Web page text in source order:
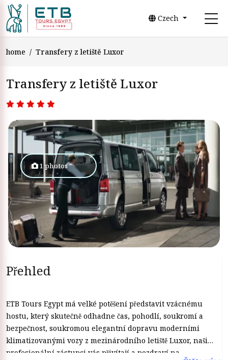
Czech
home Transfery z letiště Luxor
Transfery z letiště Luxor
1 photos
Přehled
ETB Tours Egypt má velké potěšení představit vzácnému
hostu, který skutečně odhadne čas, pohodlí, soukromí a
bezpečnost, soukromou elegantní dopravu moderními
klimatizovanými vozy z mezinárodního letiště Luxor, naši
profesionální zástupci vás přivítají a pozdraví na